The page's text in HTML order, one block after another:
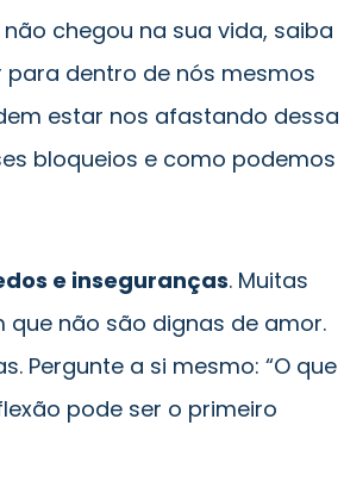
chegou na sua vida, saiba
para dentro de nós mesmos
estar nos afastando dessa
bloqueios e como podemos
e inseguranças. Muitas
não são dignas de amor.
Pergunte a si mesmo: “O que
pode ser o primeiro